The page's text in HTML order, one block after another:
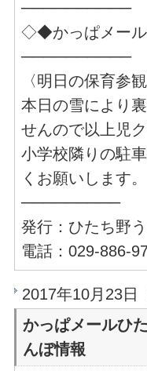
──────────
◇◆かっぱメー
──────────
〈明日の保育参
本日の雪により
せんので以上児
小学校隣りの駐
くお願いします。
─────────
発行：ひたち野
電話：029-886-
2017年10月23日
かっぱメールひ
んぼ情報